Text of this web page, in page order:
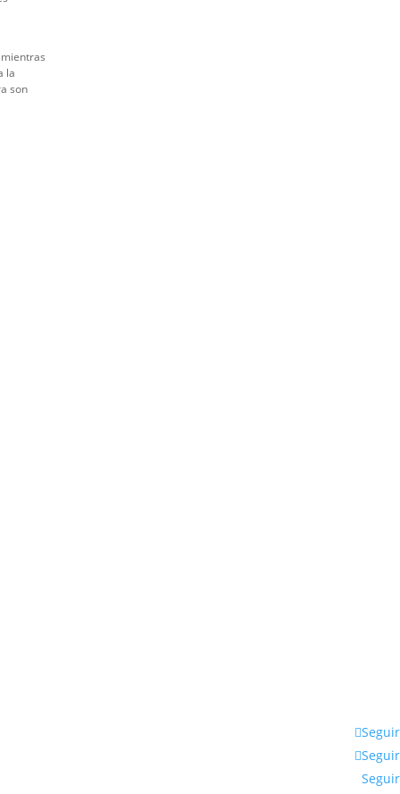
la
son
Seguir
Seguir
Seguir